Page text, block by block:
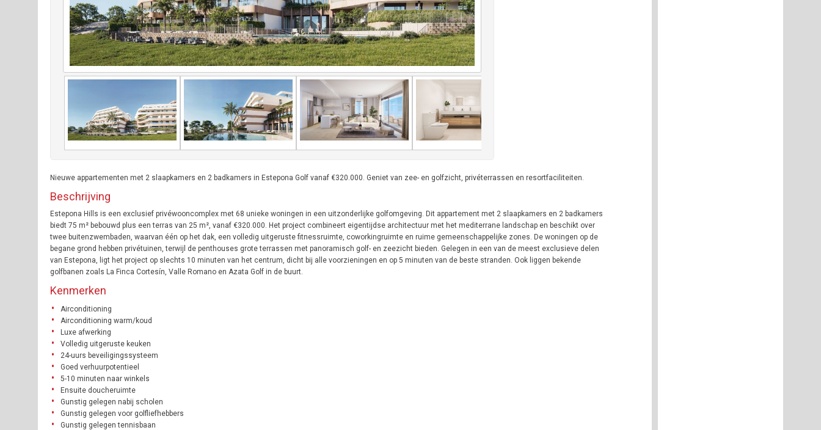
Nieuwe appartementen met 2 slaapkamers en 2 badkamers in Estepona Golf vanaf €320.000. Geniet van zee- en golfzicht, privéterrassen en resortfaciliteiten.
Beschrijving
Estepona Hills is een exclusief privéwooncomplex met 68 unieke woningen in een uitzonderlijke golfomgeving. Dit appartement met 2 slaapkamers en 2 badkamers
biedt 75 m² bebouwd plus een terras van 25 m², vanaf €320.000. Het project combineert eigentijdse architectuur met het mediterrane landschap en beschikt over
twee buitenzwembaden, waarvan één op het dak, een volledig uitgeruste fitnessruimte, coworkingruimte en ruime gemeenschappelijke zones. De woningen op de
begane grond hebben privétuinen, terwijl de penthouses grote terrassen met panoramisch golf- en zeezicht bieden. Gelegen in een van de meest exclusieve delen
van Estepona, ligt het project op slechts 10 minuten van het centrum, dicht bij alle voorzieningen en op 5 minuten van de beste stranden. Ook liggen bekende
golfbanen zoals La Finca Cortesín, Valle Romano en Azata Golf in de buurt.
Kenmerken
Airconditioning
Airconditioning warm/koud
Luxe afwerking
Volledig uitgeruste keuken
24-uurs beveiligingssysteem
Goed verhuurpotentieel
5-10 minuten naar winkels
Ensuite doucheruimte
Gunstig gelegen nabij scholen
Gunstig gelegen voor golfliefhebbers
Gunstig gelegen tennisbaan